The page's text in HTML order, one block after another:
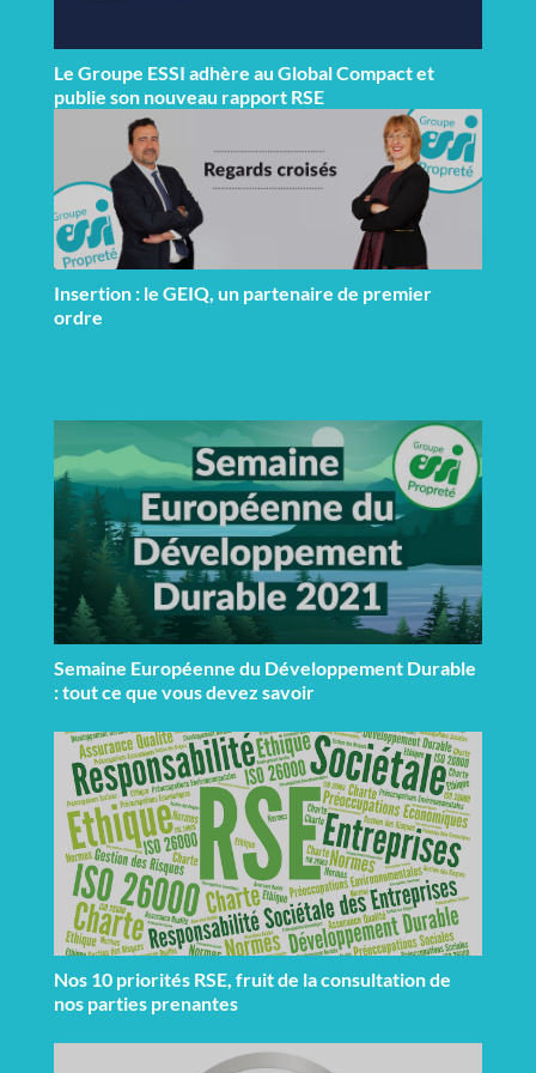
Le Groupe ESSI adhère au Global Compact et
publie son nouveau rapport RSE
Insertion : le GEIQ, un partenaire de premier
ordre
Semaine Européenne du Développement Durable
: tout ce que vous devez savoir
Nos 10 priorités RSE, fruit de la consultation de
nos parties prenantes